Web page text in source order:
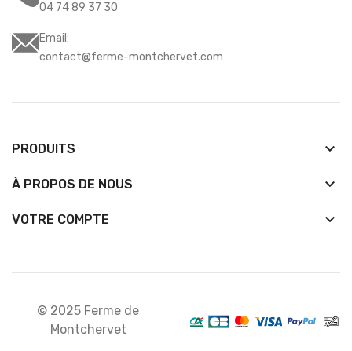
04 74 89 37 30
Email:
contact@ferme-montchervet.com
PRODUITS keyboard_arrow_down
À PROPOS DE NOUS keyboard_arrow_down
VOTRE COMPTE 
© 2025 Ferme de
Montchervet